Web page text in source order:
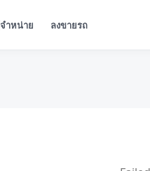
ำหน่าย ลงขายรถ